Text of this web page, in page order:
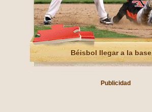
Béisbol llegar a la base
Publicidad